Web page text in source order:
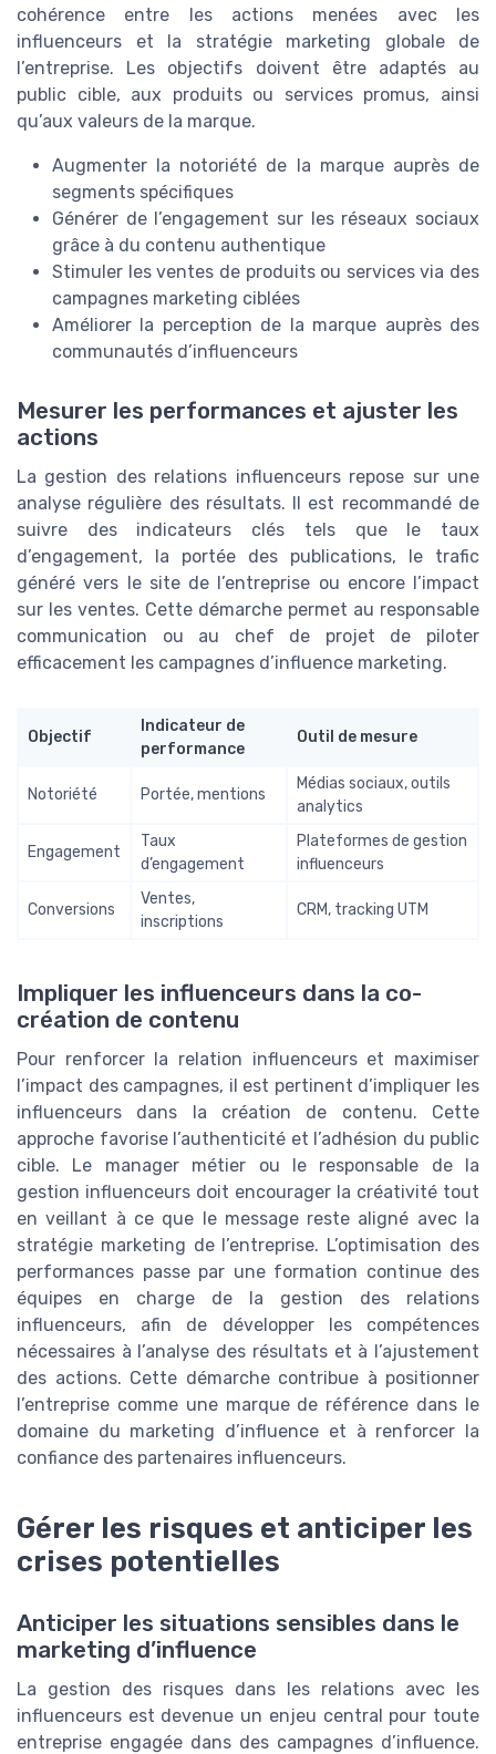
cohérence entre les actions menées avec les
influenceurs et la stratégie marketing globale de
l’entreprise. Les objectifs doivent être adaptés au
public cible, aux produits ou services promus, ainsi
qu’aux valeurs de la marque.
Augmenter la notoriété de la marque auprès de
segments spécifiques
Générer de l’engagement sur les réseaux sociaux
grâce à du contenu authentique
Stimuler les ventes de produits ou services via des
campagnes marketing ciblées
Améliorer la perception de la marque auprès des
communautés d’influenceurs
Mesurer les performances et ajuster les
actions
La gestion des relations influenceurs repose sur une
analyse régulière des résultats. Il est recommandé de
suivre des indicateurs clés tels que le taux
d’engagement, la portée des publications, le trafic
généré vers le site de l’entreprise ou encore l’impact
sur les ventes. Cette démarche permet au responsable
communication ou au chef de projet de piloter
efficacement les campagnes d’influence marketing.
Objectif
Indicateur de
performance
Outil de mesure
Notoriété Portée, mentions
Médias sociaux, outils
analytics
Engagement
Taux
d’engagement
Plateformes de gestion
influenceurs
Conversions
Ventes,
inscriptions
CRM, tracking UTM
Impliquer les influenceurs dans la co-
création de contenu
Pour renforcer la relation influenceurs et maximiser
l’impact des campagnes, il est pertinent d’impliquer les
influenceurs dans la création de contenu. Cette
approche favorise l’authenticité et l’adhésion du public
cible. Le manager métier ou le responsable de la
gestion influenceurs doit encourager la créativité tout
en veillant à ce que le message reste aligné avec la
stratégie marketing de l’entreprise. L’optimisation des
performances passe par une formation continue des
équipes en charge de la gestion des relations
influenceurs, afin de développer les compétences
nécessaires à l’analyse des résultats et à l’ajustement
des actions. Cette démarche contribue à positionner
l’entreprise comme une marque de référence dans le
domaine du marketing d’influence et à renforcer la
confiance des partenaires influenceurs.
Gérer les risques et anticiper les
crises potentielles
Anticiper les situations sensibles dans le
marketing d’influence
La gestion des risques dans les relations avec les
influenceurs est devenue un enjeu central pour toute
entreprise engagée dans des campagnes d’influence.